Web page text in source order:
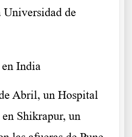
de
Abril, un Hospital
Shikrapur, un